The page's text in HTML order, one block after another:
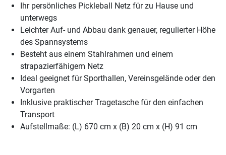
Ihr persönliches Pickleball Netz für zu Hause und
unterwegs
Leichter Auf- und Abbau dank genauer, regulierter Höhe
des Spannsystems
Besteht aus einem Stahlrahmen und einem
strapazierfähigem Netz
Ideal geeignet für Sporthallen, Vereinsgelände oder den
Vorgarten
Inklusive praktischer Tragetasche für den einfachen
Transport
Aufstellmaße: (L) 670 cm x (B) 20 cm x (H) 91 cm